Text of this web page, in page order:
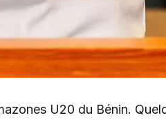
U20 du Bénin.